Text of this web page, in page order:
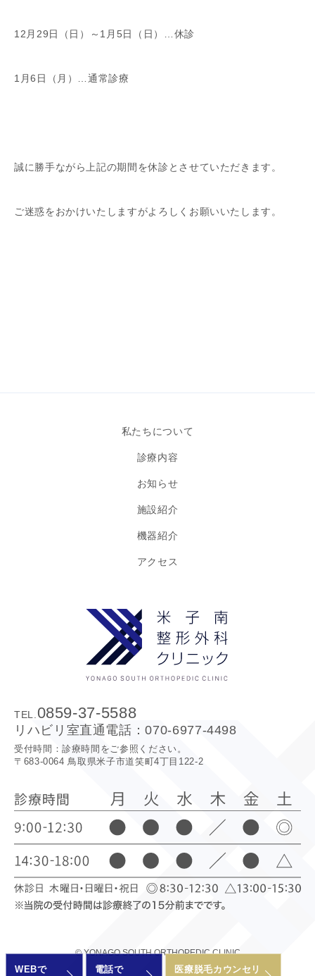
12月29日（日）～1月5日（日）…休診
1月6日（月）…通常診療
誠に勝手ながら上記の期間を休診とさせていただきます。
ご迷惑をおかけいたしますがよろしくお願いいたします。
私たちについて
診療内容
お知らせ
施設紹介
機器紹介
アクセス
WEBで 電話で 医療脱毛カウンセリ
TEL. 0859-37-5588
リハビリ室直通電話：070-6977-4498
受付時間：診療時間をご参照ください。
〒683-0064 鳥取県米子市道笑町4丁目122-2
© YONAGO SOUTH ORTHOPEDIC CLINIC